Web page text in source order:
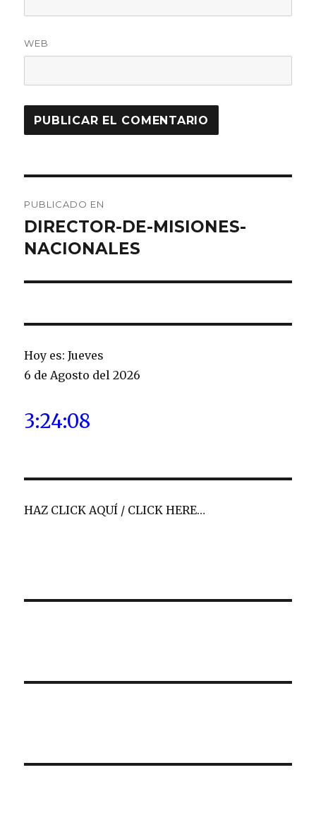
WEB
de
entradas
PUBLICADO EN
DIRECTOR-DE-MISIONES-
NACIONALES
Hoy es: Jueves
6 de Agosto del 2026
3:24:08
HAZ CLICK AQUÍ / CLICK HERE…